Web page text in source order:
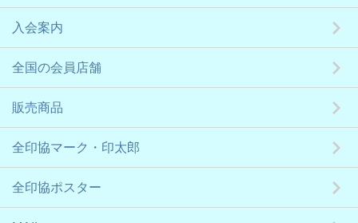
入会案内
全国の会員店舗
販売商品
全印協マーク・印太郎
全印協ポスター